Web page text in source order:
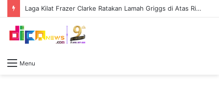
Laga Kilat Frazer Clarke Ratakan Lamah Griggs di Atas Ring First Direct Arena
Menu